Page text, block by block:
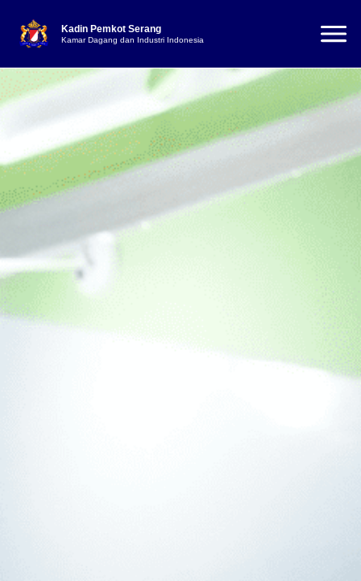
Kadin Pemkot Serang
Kamar Dagang dan Industri Indonesia